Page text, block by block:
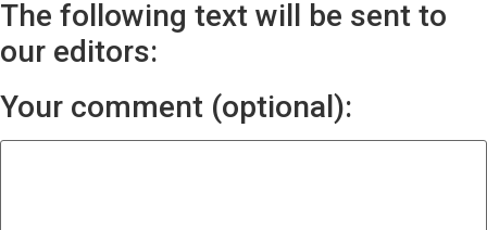
The following text will be sent to
our editors:
Your comment (optional):